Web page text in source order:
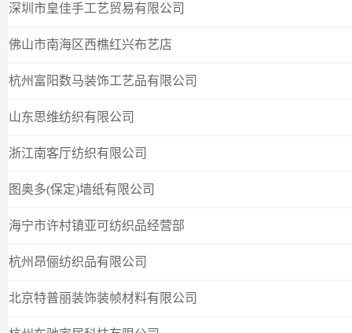
深圳市皇佳手工艺贸易有限公司
佛山市南海区西樵红兴布艺店
杭州富阳数马装饰工艺品有限公司
山东思维纺织有限公司
浙江南客厅纺织有限公司
图奥多(保定)墙纸有限公司
海宁市许村镇亚可纺织品经营部
杭州昂俪纺织品有限公司
北京特普丽装饰装帧材料有限公司